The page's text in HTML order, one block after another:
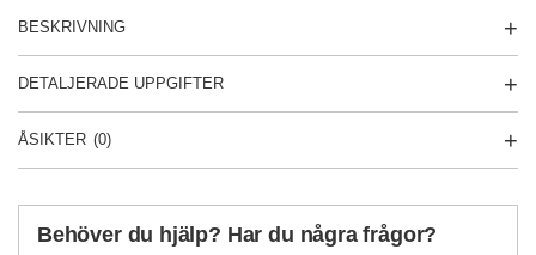
BESKRIVNING
DETALJERADE UPPGIFTER
ÅSIKTER (0)
Behöver du hjälp? Har du några frågor?